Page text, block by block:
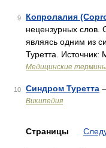
9 Копролалия
нецензурных слов.
являясь одним из
Туретта. Источник:
Медицинские
10 Синдром Туретта
Википедия
Страницы